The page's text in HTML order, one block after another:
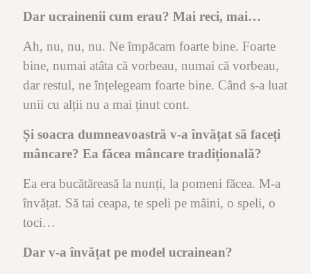
Dar ucrainenii cum erau? Mai reci, mai…
Ah, nu, nu, nu. Ne împăcam foarte bine. Foarte
bine, numai atâta că vorbeau, numai că vorbeau,
dar restul, ne înțelegeam foarte bine. Când s-a luat
unii cu alții nu a mai ținut cont.
Și soacra dumneavoastră v-a învățat să faceți
mâncare? Ea făcea mâncare tradițională?
Ea era bucătăreasă la nunți, la pomeni făcea. M-a
învățat. Să tai ceapa, te speli pe mâini, o speli, o
toci…
Dar v-a învățat pe model ucrainean?